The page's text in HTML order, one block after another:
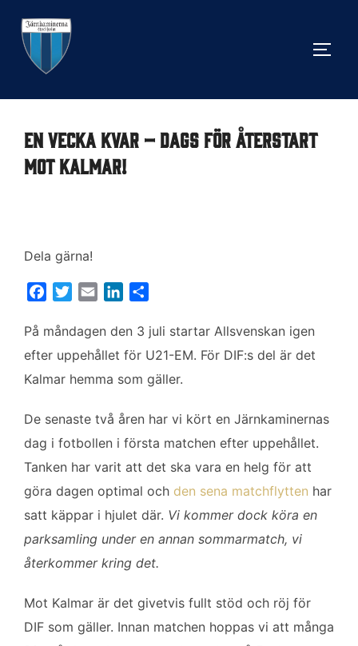
innehåll
En vecka kvar – dags för återstart
mot Kalmar!
Dela gärna!
c
e
o
k
i
t
t
e
a
i
n
k
d
n
l
a
På måndagen den 3 juli startar Allsvenskan igen
efter uppehållet för U21-EM. För DIF:s del är det
Kalmar hemma som gäller.
De senaste två åren har vi kört en Järnkaminernas
dag i fotbollen i första matchen efter uppehållet.
Tanken har varit att det ska vara en helg för att
göra dagen optimal och den sena matchflytten har
satt käppar i hjulet där. Vi kommer dock köra en
parksamling under en annan sommarmatch, vi
återkommer kring det.
Mot Kalmar är det givetvis fullt stöd och röj för
DIF som gäller. Innan matchen hoppas vi att många